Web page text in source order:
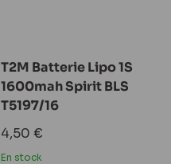
T2M Batterie Lipo 1S
1600mah Spirit BLS
T5197/16
Prix
réduit
4,50 €
En stock